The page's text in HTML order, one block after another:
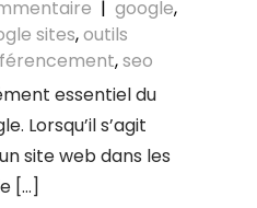
| google,
sites,outils
,seo
essentiel du
Lorsqu’il s’agit
site web dans les
[…]